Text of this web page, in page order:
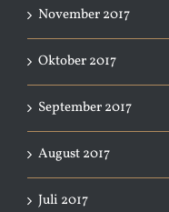
November 2017
Oktober 2017
September 2017
August 2017
Juli 2017